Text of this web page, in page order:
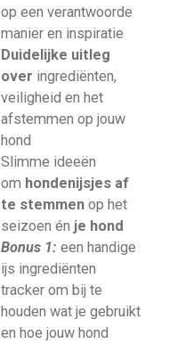
op een verantwoorde
manier en inspiratie
Duidelijke uitleg
over ingrediënten,
veiligheid en het
afstemmen op jouw
hond
Slimme ideeën
om hondenijsjes af
te stemmen op het
seizoen én je hond
Bonus 1: een handige
ijs ingrediënten
tracker om bij te
houden wat je gebruikt
en hoe jouw hond